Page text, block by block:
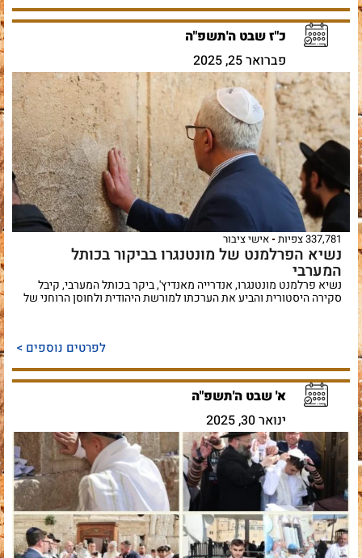
כ"ז שבט ה'תשפ"ה
פברואר 25, 2025
337,781 צפיות אישי ציבור
נשיא הפרלמנט של מונטנגרו בביקור בכותל
המערבי
נשיא פרלמנט מונטנגרו, אנדרייה מאנדיץ', ביקר בכותל המערבי, קיבל
סקירה היסטורית והביע את הערכתו למורשת היהודית ולחוסן הרוחני של
לפרטים נוספים >
א' שבט ה'תשפ"ה
ינואר 30, 2025